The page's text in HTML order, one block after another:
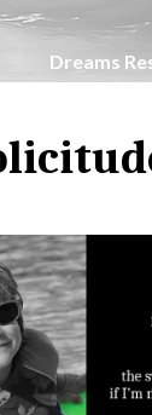
Dreams
Inclusive)